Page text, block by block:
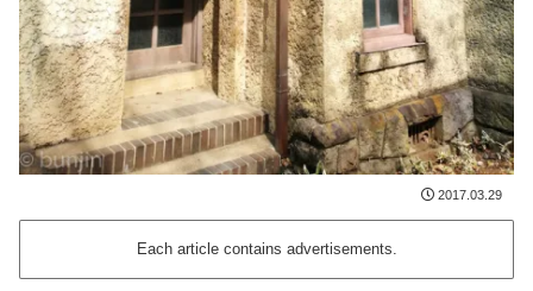
2017.03.29
Each article contains advertisements.